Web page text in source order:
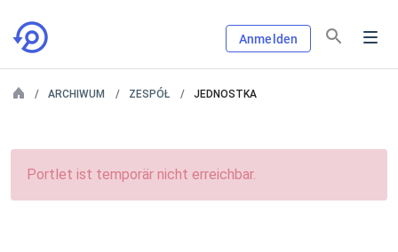
Anmelden
ARCHIWUM ZESPÓŁ JEDNOSTKA
Portlet ist temporär nicht erreichbar.